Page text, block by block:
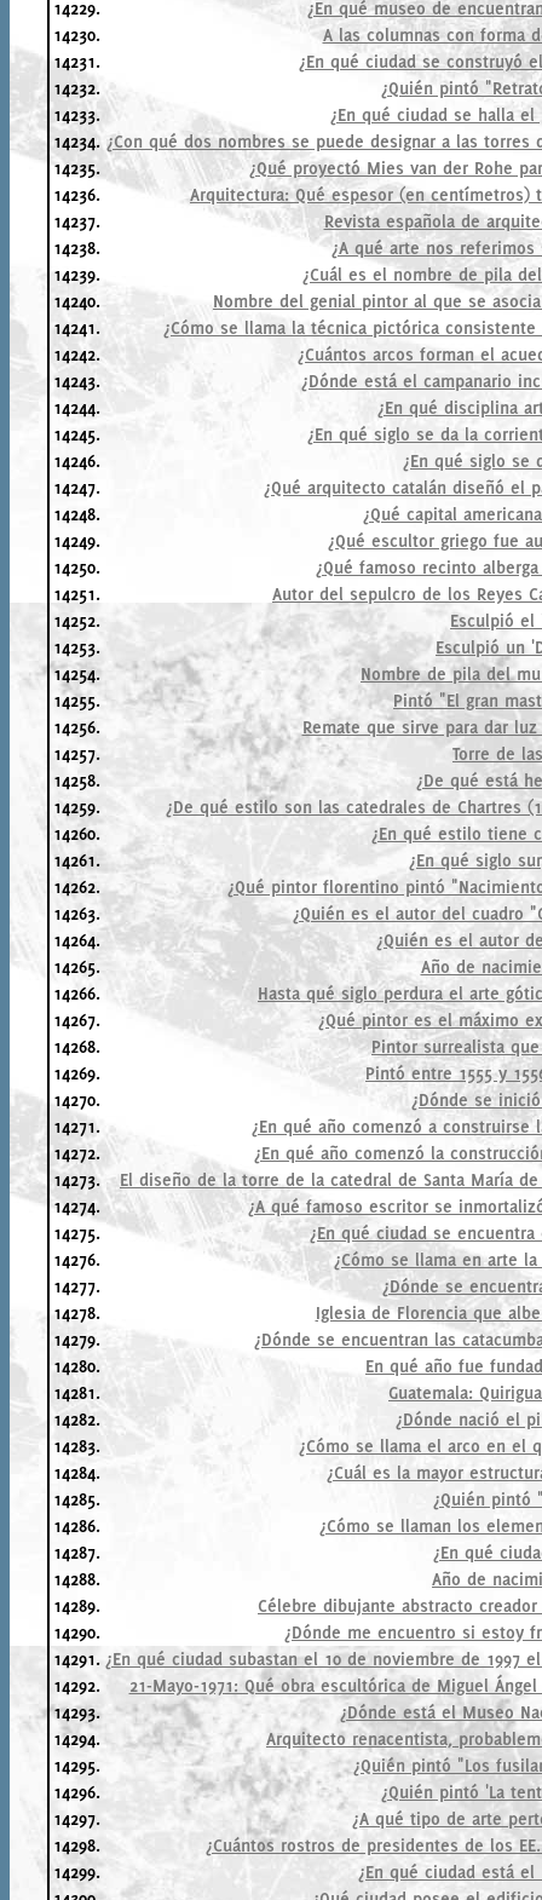
14229.
¿En qué museo de
14230.
A las columnas con forma
14231.
¿En qué ciudad se construyó
14232.
¿Quién pintó
14233.
¿En qué ciudad se halla el
14234. ¿Con qué dos nombres se puede designar a las
14235.
¿Qué proyectó Mies van der Rohe
14236.
Arquitectura: Qué espesor (en
14237.
Revista española de
14238.
¿A qué arte nos
14239.
¿Cuál es el nombre de pila
14240.
Nombre del genial pintor al que se
14241.
¿Cómo se llama la técnica pictórica
14242.
¿Cuántos arcos forman el
14243.
¿Dónde está el campanario
14244.
¿En qué disciplina
14245.
¿En qué siglo se da la
14246.
¿En qué siglo se
14247.
¿Qué arquitecto catalán diseñó el
14248.
¿Qué capital
14249.
¿Qué escultor griego fue
14250.
¿Qué famoso recinto
14251.
Autor del sepulcro de los Reyes
14252.
Esculpió el
14253.
Esculpió un
14254.
Nombre de pila del
14255.
Pintó "El gran
14256.
Remate que sirve para dar
14257.
Torre de
14258.
¿De qué está
14259.
¿De qué estilo son las catedrales de Chartres
14260.
¿En qué estilo tiene
14261.
¿En qué siglo
14262.
¿Qué pintor florentino pintó
14263.
¿Quién es el autor del cuadro
14264.
¿Quién es el autor
14265.
Año de
14266.
Hasta qué siglo perdura el arte
14267.
¿Qué pintor es el máximo
14268.
Pintor surrealista
14269.
Pintó entre 1555 y
14270.
¿Dónde se
14271.
¿En qué año comenzó a
14272.
¿En qué año comenzó la
14273.
El diseño de la torre de la catedral de Santa María
14274.
¿A qué famoso escritor se
14275.
¿En qué ciudad se
14276.
¿Cómo se llama en arte
14277.
¿Dónde se
14278.
Iglesia de Florencia que
14279.
¿Dónde se encuentran las
14280.
En qué año fue
14281.
Guatemala:
14282.
¿Dónde nació el
14283.
¿Cómo se llama el arco en el
14284.
¿Cuál es la mayor
14285.
¿Quién pintó
14286.
¿Cómo se llaman los
14287.
¿En qué
14288.
Año de
14289.
Célebre dibujante abstracto
14290.
¿Dónde me encuentro si estoy
14291. ¿En qué ciudad subastan el 10 de noviembre de 1997
14292.
21-Mayo-1971: Qué obra escultórica de Miguel
14293.
¿Dónde está el Museo
14294.
Arquitecto renacentista,
14295.
¿Quién pintó "Los
14296.
¿Quién pintó 'La
14297.
¿A qué tipo de arte
14298.
¿Cuántos rostros de presidentes de los
14299.
¿En qué ciudad está